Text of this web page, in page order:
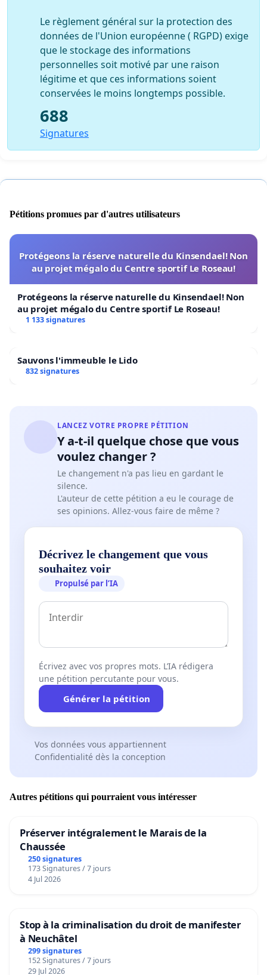
Le règlement général sur la protection des
données de l'Union européenne ( RGPD) exige
que le stockage des informations
personnelles soit motivé par une raison
légitime et que ces informations soient
conservées le moins longtemps possible.
688
Signatures
Pétitions promues par d'autres utilisateurs
Protégeons la réserve naturelle du Kinsendael! Non
au projet mégalo du Centre sportif Le Roseau!
Protégeons la réserve naturelle du Kinsendael! Non
au projet mégalo du Centre sportif Le Roseau!
1 133 signatures
Sauvons l'immeuble le Lido
832 signatures
LANCEZ VOTRE PROPRE PÉTITION
Y a-t-il quelque chose que vous
voulez changer ?
Le changement n'a pas lieu en gardant le
silence.
L'auteur de cette pétition a eu le courage de
ses opinions. Allez-vous faire de même ?
Décrivez le changement que vous
souhaitez voir
Propulsé par l’IA
Écrivez avec vos propres mots. L’IA rédigera
une pétition percutante pour vous.
Générer la pétition
Vos données vous appartiennent
Confidentialité dès la conception
Autres pétitions qui pourraient vous intéresser
Préserver intégralement le Marais de la
Chaussée
250 signatures
173 Signatures / 7 jours
4 Jul 2026
Stop à la criminalisation du droit de manifester
à Neuchâtel
299 signatures
152 Signatures / 7 jours
29 Jul 2026